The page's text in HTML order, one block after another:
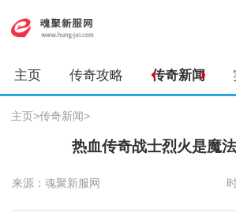
主页 传奇攻略 传奇新闻
主页>传奇新闻>
热血传奇战士烈火是魔
来源：魂聚新服网